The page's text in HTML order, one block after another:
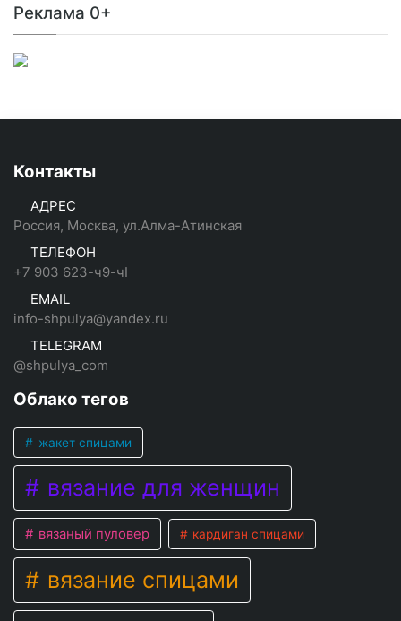
Реклама 0+
Контакты
АДРЕС
Россия, Москва, ул.Алма-Атинская
ТЕЛЕФОН
+7 903 623-ч9-чI
EMAIL
info-shpulya@yandex.ru
TELEGRAM
@shpulya_com
Облако тегов
жакет спицами
вязание для женщин
вязаный пуловер кардиган спицами
вязание спицами